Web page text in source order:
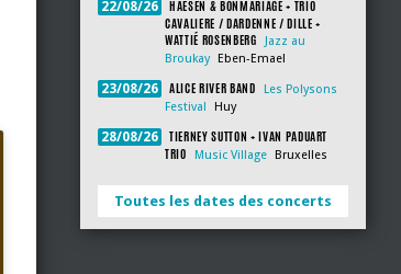
22/08/26
HAESEN & BONMARIAGE + TRIO
CAVALIERE / DARDENNE / DILLE +
WATTIÉ ROSENBERG
Jazz au
Broukay
Eben-Emael
23/08/26 ALICE RIVER BAND
Les Polysons
Festival
Huy
28/08/26
TIERNEY SUTTON + IVAN PADUART
TRIO
Music Village Bruxelles
Toutes les dates des concerts